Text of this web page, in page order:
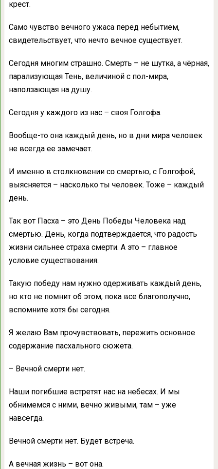
крест.
Само чувство вечного ужаса перед небытием,
свидетельствует, что нечто вечное существует.
Сегодня многим страшно. Смерть – не шутка, а чёрная,
парализующая Тень, величиной с пол-мира,
наползающая на душу.
Сегодня у каждого из нас – своя Голгофа.
Вообще-то она каждый день, но в дни мира человек
не всегда ее замечает.
И именно в столкновении со смертью, с Голгофой,
выясняется – насколько ты человек. Тоже – каждый
день.
Так вот Пасха – это День Победы Человека над
смертью. День, когда подтверждается, что радость
жизни сильнее страха смерти. А это – главное
условие существования.
Такую победу нам нужно одерживать каждый день,
но кто не помнит об этом, пока все благополучно,
вспомните хотя бы сегодня.
Я желаю Вам прочувствовать, пережить основное
содержание пасхального сюжета.
– Вечной смерти нет.
Наши погибшие встретят нас на небесах. И мы
обнимемся с ними, вечно живыми, там – уже
навсегда.
Вечной смерти нет. Будет встреча.
А вечная жизнь – вот она.